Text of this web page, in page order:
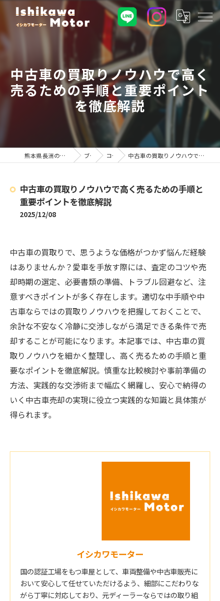
中古車の買取りノウハウで高く
売るための手順と重要ポイント
を徹底解説
熊本県長洲の車屋ならイシカワモーター ブログ コラム 中古車の買取りノウハウで高く売るための手順と重要ポイントを徹底解説
中古車の買取りノウハウで高く売るための手順と
重要ポイントを徹底解説
2025/12/08
中古車の買取りで、思うような価格がつかず悩んだ経験
はありませんか？愛車を手放す際には、査定のコツや売
却時期の選定、必要書類の準備、トラブル回避など、注
意すべきポイントが多く存在します。適切な中⼿順や中
古車ならではの買取りノウハウを把握しておくことで、
余計な不安なく冷静に交渉しながら満足できる条件で売
却することが可能になります。本記事では、中古車の買
取りノウハウを細かく整理し、高く売るための手順と重
要なポイントを徹底解説。慎重な比較検討や事前準備の
方法、実践的な交渉術まで幅広く網羅し、安心で納得の
いく中古車売却の実現に役立つ実践的な知識と具体策が
得られます。
イシカワモーター
国の認証工場をもつ車屋として、車両整備や中古車販売に
おいて安心して任せていただけるよう、細部にこだわりな
がら丁寧に対応しており、元ディーラーならではの取り組